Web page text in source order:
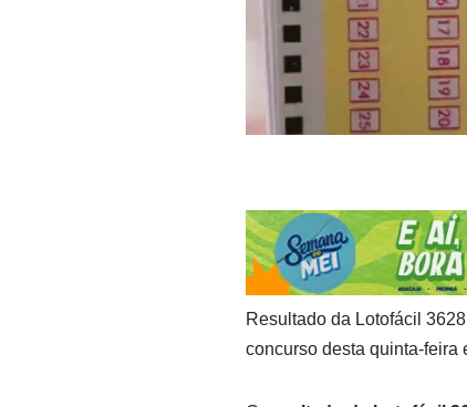
Resultado da Lotofácil
concurso desta quinta-feira